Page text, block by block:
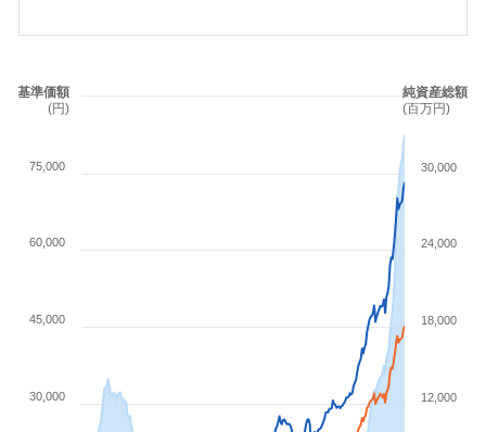
基準価額
(円)
純資産総額
(百万円)
12,000
18,000
24,000
30,000
30,000
45,000
60,000
75,000